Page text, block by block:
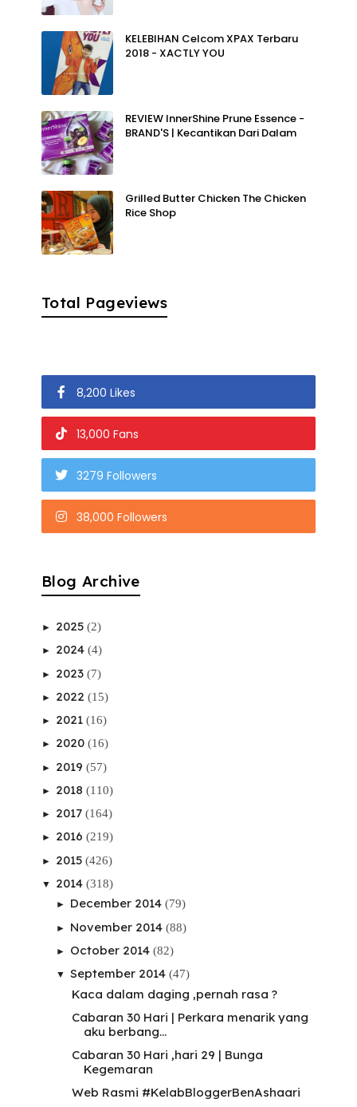
KELEBIHAN Celcom XPAX Terbaru
2018 - XACTLY YOU
REVIEW InnerShine Prune Essence -
BRAND'S | Kecantikan Dari Dalam
Grilled Butter Chicken The Chicken
Rice Shop
Total Pageviews
8,200 Likes
13,000 Fans
3279 Followers
38,000 Followers
Blog Archive
► 2025 (2)
► 2024 (4)
► 2023 (7)
► 2022 (15)
► 2021 (16)
► 2020 (16)
► 2019 (57)
► 2018 (110)
► 2017 (164)
► 2016 (219)
► 2015 (426)
▼ 2014 (318)
► December 2014 (79)
► November 2014 (88)
► October 2014 (82)
▼ September 2014 (47)
Kaca dalam daging ,pernah rasa ?
Cabaran 30 Hari | Perkara menarik yang
aku berbang...
Cabaran 30 Hari ,hari 29 | Bunga
Kegemaran
Web Rasmi #KelabBloggerBenAshaari